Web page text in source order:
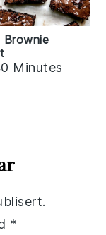
Brownie
Minutes
*